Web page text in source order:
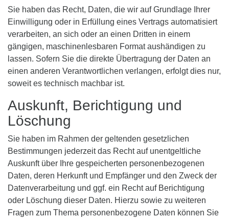
Sie haben das Recht, Daten, die wir auf Grundlage Ihrer
Einwilligung oder in Erfüllung eines Vertrags automatisiert
verarbeiten, an sich oder an einen Dritten in einem
gängigen, maschinenlesbaren Format aushändigen zu
lassen. Sofern Sie die direkte Übertragung der Daten an
einen anderen Verantwortlichen verlangen, erfolgt dies nur,
soweit es technisch machbar ist.
Auskunft, Berichtigung und
Löschung
Sie haben im Rahmen der geltenden gesetzlichen
Bestimmungen jederzeit das Recht auf unentgeltliche
Auskunft über Ihre gespeicherten personenbezogenen
Daten, deren Herkunft und Empfänger und den Zweck der
Datenverarbeitung und ggf. ein Recht auf Berichtigung
oder Löschung dieser Daten. Hierzu sowie zu weiteren
Fragen zum Thema personenbezogene Daten können Sie